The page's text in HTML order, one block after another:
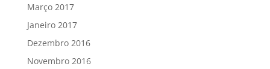
Março 2017
Janeiro 2017
Dezembro 2016
Novembro 2016